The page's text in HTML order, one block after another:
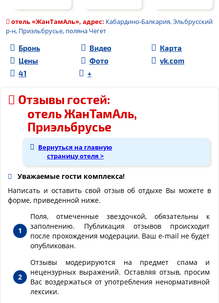
отель «ЖанТамАль», адрес: Кабардино-Балкария, Эльбрусский
р-н, Приэльбрусье, поляна Чегет
Бронь
Цены
Видео
Фото
Карта
vk.com
41
+
Отзывы гостей:
отель ЖанТамАль,
Приэльбрусье
Вернуться на главную
страницу отеля >
Уважаемые гости комплекса!
Написать и оставить свой отзыв об отдыхе Вы можете в
форме, приведенной ниже.
Поля, отмеченные звездочкой, обязательны к
заполнению. Публикация отзывов происходит
после прохождения модерации. Ваш e-mail не будет
опубликован.
Отзывы модерируются на предмет спама и
нецензурных выражений. Оставляя отзыв, просим
Вас воздержаться от употребления ненормативной
лексики.